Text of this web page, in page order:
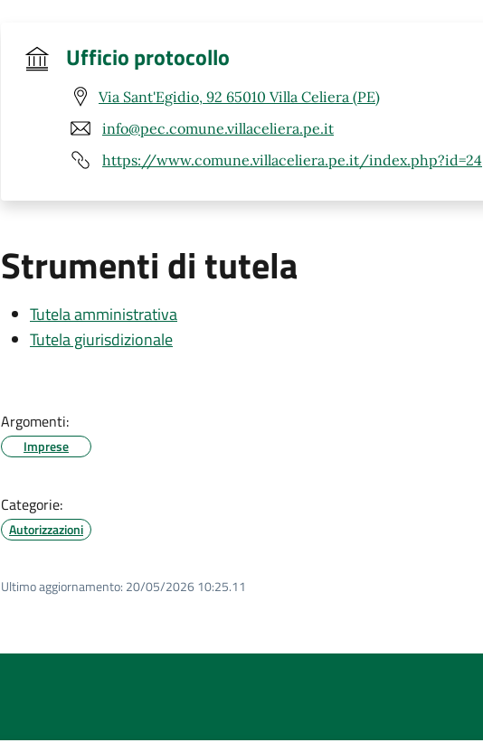
Ufficio protocollo
Via Sant'Egidio, 92 65010 Villa Celiera (PE)
info@pec.comune.villaceliera.pe.it
https://www.comune.villaceliera.pe.it/index.php?id=24
Strumenti di tutela
Tutela amministrativa
Tutela giurisdizionale
Argomenti:
Imprese
Categorie:
Autorizzazioni
Ultimo aggiornamento: 20/05/2026 10:25.11